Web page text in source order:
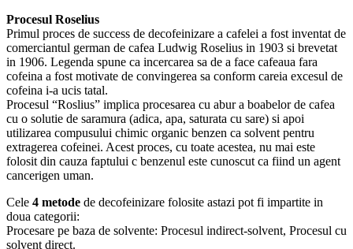
Procesul Roselius
Primul proces de success de decofeinizare a cafelei a fost inventat de
comerciantul german de cafea Ludwig Roselius in 1903 si brevetat
in 1906. Legenda spune ca incercarea sa de a face cafeaua fara
cofeina a fost motivate de convingerea sa conform careia excesul de
cofeina i-a ucis tatal.
Procesul “Roslius” implica procesarea cu abur a boabelor de cafea
cu o solutie de saramura (adica, apa, saturata cu sare) si apoi
utilizarea compusului chimic organic benzen ca solvent pentru
extragerea cofeinei. Acest proces, cu toate acestea, nu mai este
folosit din cauza faptului c benzenul este cunoscut ca fiind un agent
cancerigen uman.
Cele 4 metode de decofeinizare folosite astazi pot fi impartite in
doua categorii:
Procesare pe baza de solvente: Procesul indirect-solvent, Procesul cu
solvent direct.